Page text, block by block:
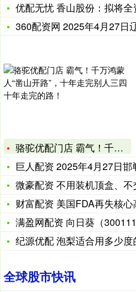
优配无忧 香山股份：拟将全资
360配资网 2025年4月27日
骆驼优配门店 霸气！千万鸿蒙人“凿山开路”，十年走完别人三四
巨人配资 2025年4月27日
微豪配资 不用装机顶盒、不交
财富配资 美国FDA再失核心
满盈网配资 向日葵（300111
纪源优配 泡梨适合用多少度的
全球股市快讯